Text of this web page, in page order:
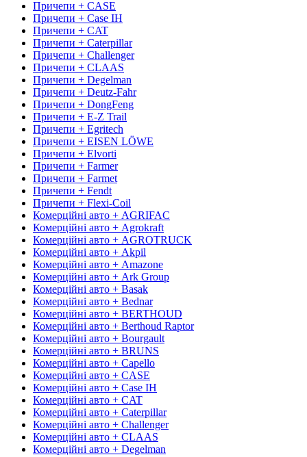
Причепи + CASE
Причепи + Case IH
Причепи + CAT
Причепи + Caterpillar
Причепи + Challenger
Причепи + CLAAS
Причепи + Degelman
Причепи + Deutz-Fahr
Причепи + DongFeng
Причепи + E-Z Trail
Причепи + Egritech
Причепи + EISEN LÖWE
Причепи + Elvorti
Причепи + Farmer
Причепи + Farmet
Причепи + Fendt
Причепи + Flexi-Coil
Комерційні авто + AGRIFAC
Комерційні авто + Agrokraft
Комерційні авто + AGROTRUCK
Комерційні авто + Akpil
Комерційні авто + Amazone
Комерційні авто + Ark Group
Комерційні авто + Basak
Комерційні авто + Bednar
Комерційні авто + BERTHOUD
Комерційні авто + Berthoud Raptor
Комерційні авто + Bourgault
Комерційні авто + BRUNS
Комерційні авто + Capello
Комерційні авто + CASE
Комерційні авто + Case IH
Комерційні авто + CAT
Комерційні авто + Caterpillar
Комерційні авто + Challenger
Комерційні авто + CLAAS
Комерційні авто + Degelman